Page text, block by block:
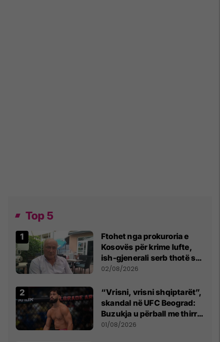
Top 5
Ftohet nga prokuroria e
Kosovës për krime lufte,
ish-gjenerali serb thotë se
dikush e tradhtoi në
02/08/2026
“Vrisni, vrisni shqiptarët”,
skandal në UFC Beograd:
Buzukja u përball me thirrje
anti-shqiptare nga
01/08/2026